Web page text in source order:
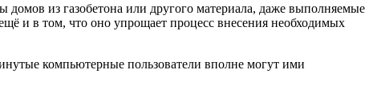
из газобетона или другого материала, даже выполняемые
и в том, что оно упрощает процесс внесения необходимых
компьютерные пользователи вполне могут ими